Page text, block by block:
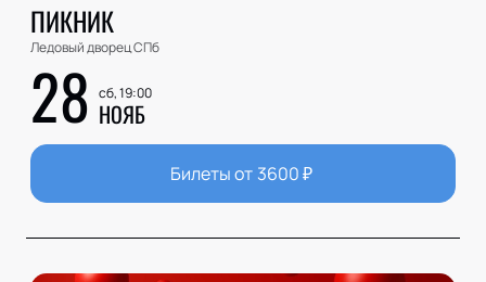
ПИКНИК
Ледовый дворец СПб
28 сб, 19:00
НОЯБ
Билеты от 3600₽